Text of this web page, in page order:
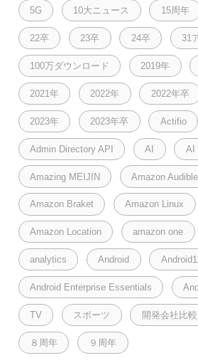
5G 10大ニュース 15周年
22卒 23卒 24卒 31
100万ダウンロード 2019年
2021年 2022年 2022年卒
2023年 2023年卒 Actifio
Admin Directory API AI AI
Amazing MEIJIN Amazon Audible
Amazon Braket Amazon Linux
Amazon Location amazon one
analytics Android
Android Enterprise Essentials
TV スポーツ 開発会社比較
８周年 ９周年